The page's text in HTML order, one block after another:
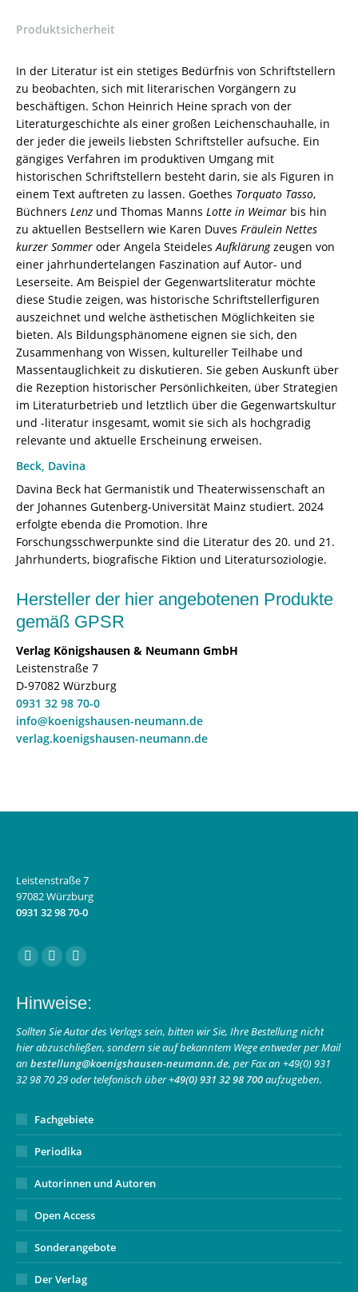
–
Beck
ISBN
9783826091506
978-
3-
8260-
9150-
/
978-
8260-
6
Produktsicherheit
In der Literatur ist ein stetiges Bedürfnis von Schriftstellern
zu beobachten, sich mit literarischen Vorgängern zu
beschäftigen. Schon Heinrich Heine sprach von der
Literaturgeschichte als einer großen Leichenschauhalle, in
der jeder die jeweils liebsten Schriftsteller aufsuche. Ein
gängiges Verfahren im produktiven Umgang mit
historischen Schriftstellern besteht darin, sie als Figuren in
einem Text auftreten zu lassen. Goethes Torquato Tasso,
Büchners Lenz und Thomas Manns Lotte in Weimar bis hin
zu aktuellen Bestsellern wie Karen Duves Fräulein Nettes
kurzer Sommer oder Angela Steideles Aufklärungzeugen von
einer jahrhundertelangen Faszination auf Autor- und
Leserseite. Am Beispiel der Gegenwartsliteratur möchte
diese Studie zeigen, was historische Schriftstellerfiguren
auszeichnet und welche ästhetischen Möglichkeiten sie
bieten. Als Bildungsphänomene eignen sie sich, den
Zusammenhang von Wissen, kultureller Teilhabe und
Massentauglichkeit zu diskutieren. Sie geben Auskunft über
die Rezeption historischer Persönlichkeiten, über Strategien
im Literaturbetrieb und letztlich über die Gegenwartskultur
und -literatur insgesamt, womit sie sich als hochgradig
relevante und aktuelle Erscheinung erweisen.
Beck, Davina
Davina Beck hat Germanistik und Theaterwissenschaft an
der Johannes Gutenberg-Universität Mainz studiert. 2024
erfolgte ebenda die Promotion. Ihre
Forschungsschwerpunkte sind die Literatur des 20. und 21.
Jahrhunderts, biografische Fiktion und Literatursoziologie.
Hersteller der hier angebotenen Produkte
gemäß GPSR
Verlag Königshausen & Neumann GmbH
Leistenstraße 7
D-97082 Würzburg
0931 32 98 70-0
info@koenigshausen-neumann.de
verlag.koenigshausen-neumann.de
Leistenstraße 7
97082 Würzburg
0931 32 98 70-0
Finden Sie uns auf:
Facebook
opens
in
new
window
Instagram
opens
in
new
window
E-
page
opens
in
new
window
Hinweise:
Sollten Sie Autor des Verlags sein, bitten wir Sie, Ihre Bestellung nicht
hier abzuschließen, sondern sie auf bekanntem Wege entweder per Mail
an bestellung@koenigshausen-neumann.de, per Fax an +49(0) 931
32 98 70 29 oder telefonisch über+49(0) 931 32 98 700aufzugeben.
Fachgebiete
Periodika
Autorinnen und Autoren
Open Access
Sonderangebote
Der Verlag